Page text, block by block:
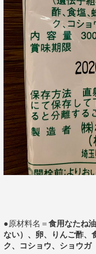
●原材料名＝ 食用なたね
ない）、卵、りんご酢、
ク、コショウ、ショウガ